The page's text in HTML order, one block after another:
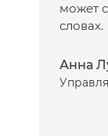
может
словах.
Анна